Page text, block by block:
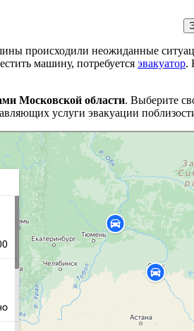
происходили неожиданные
машину, потребуется эвакуатор.
Московской области. Выберите
услуги эвакуации